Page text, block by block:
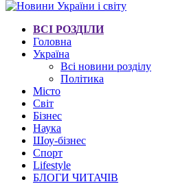
ВСІ РОЗДІЛИ
Головна
Україна
Всі новини розділу
Політика
Місто
Світ
Бізнес
Наука
Шоу-бізнес
Спорт
Lifestyle
БЛОГИ ЧИТАЧІВ